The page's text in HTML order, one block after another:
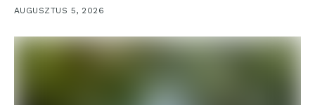
AUGUSZTUS 5, 2026